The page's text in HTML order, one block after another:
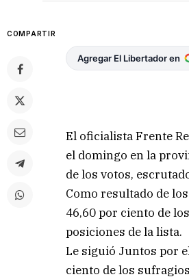
COMPARTIR
Agregar El Libertador en
El oficialista Frente
el domingo en la
de los votos,
Como resultado de
46,60 por ciento de
posiciones de la lista.
Le siguió Juntos por
ciento de los